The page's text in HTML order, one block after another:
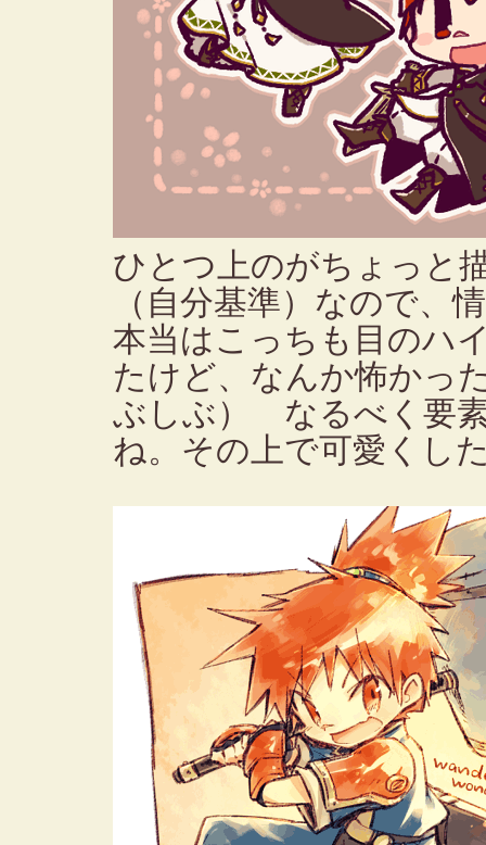
ひとつ上のがちょっと
（自分基準）なので、
本当はこっちも目のハ
たけど、なんか怖かっ
ぶしぶ） なるべく要
ね。その上で可愛くし